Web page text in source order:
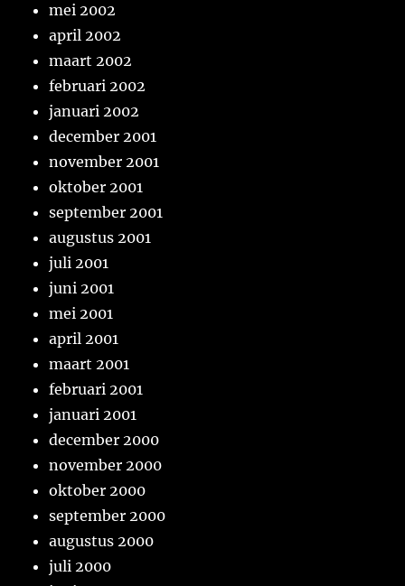
mei 2002
april 2002
maart 2002
februari 2002
januari 2002
december 2001
november 2001
oktober 2001
september 2001
augustus 2001
juli 2001
juni 2001
mei 2001
april 2001
maart 2001
februari 2001
januari 2001
december 2000
november 2000
oktober 2000
september 2000
augustus 2000
juli 2000